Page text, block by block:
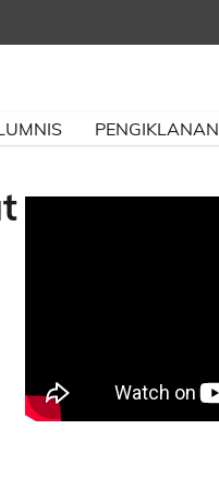
PENGIKLANAN